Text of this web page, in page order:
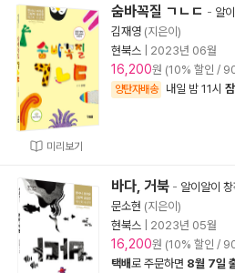
미리보기
숨바꼭질 ㄱㄴㄷ - 알
김재영 (지은이)
현북스
2023년 06월
16,200원 (10% 할인 /
양탄자배송 내일 밤 11시
바다, 거북 - 알이알이
문소현 (지은이)
현북스
2023년 05월
16,200원 (10% 할인 /
택배로 주문하면 8월 7일